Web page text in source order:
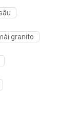
granito